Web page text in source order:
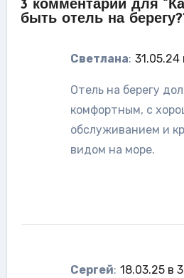
3 комментарий для
быть отель на
Светлана: 31.05.24
Отель на берегу
комфортным, с
обслуживанием и
видом на море.
Сергей: 18.03.25 в